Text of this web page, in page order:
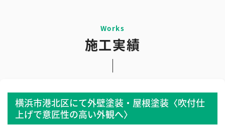
施工実績
横浜市港北区にて外壁塗装・屋根塗装〈吹付仕
上げで意匠性の高い外観へ〉